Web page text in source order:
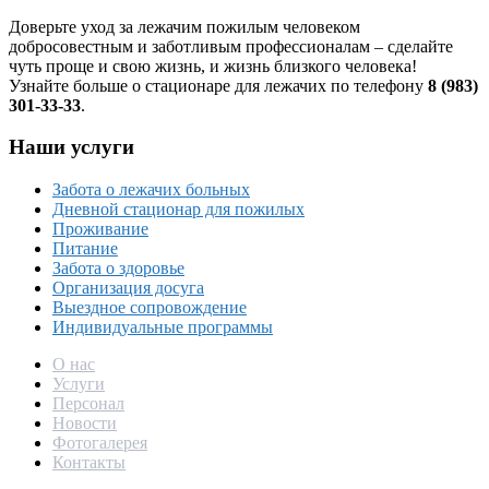
Доверьте уход за лежачим пожилым человеком
добросовестным и заботливым профессионалам – сделайте
чуть проще и свою жизнь, и жизнь близкого человека!
Узнайте больше о стационаре для лежачих по телефону 8 (983)
301-33-33.
Наши услуги
Забота о лежачих больных
Дневной стационар для пожилых
Проживание
Питание
Забота о здоровье
Организация досуга
Выездное сопровождение
Индивидуальные программы
О нас
Услуги
Персонал
Новости
Фотогалерея
Контакты